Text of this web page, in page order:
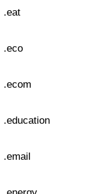
.eat
.eco
.ecom
.education
.email